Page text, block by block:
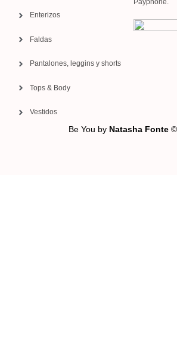
Enterizos
Faldas
Pantalones, leggins y shorts
Tops & Body
Vestidos
Payphone.
Be You by Natasha Fonte